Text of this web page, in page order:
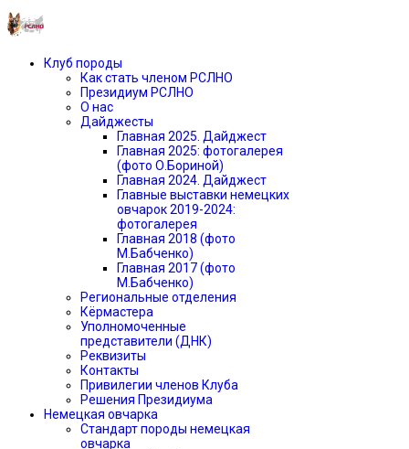
Клуб породы
Как стать членом РСЛНО
Президиум РСЛНО
О нас
Дайджесты
Главная 2025. Дайджест
Главная 2025: фотогалерея
(фото О.Бориной)
Главная 2024. Дайджест
Главные выставки немецких
овчарок 2019-2024:
фотогалерея
Главная 2018 (фото
М.Бабченко)
Главная 2017 (фото
М.Бабченко)
Региональные отделения
Кёрмастера
Уполномоченные
представители (ДНК)
Реквизиты
Контакты
Привилегии членов Клуба
Решения Президиума
Немецкая овчарка
Стандарт породы немецкая
овчарка